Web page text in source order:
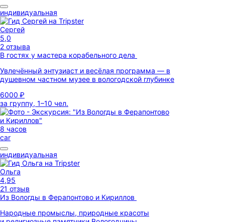
индивидуальная
Сергей
5,0
2 отзыва
В гостях у мастера корабельного дела
Увлечённый энтузиаст и весёлая программа — в
душевном частном музее в вологодской глубинке
6000 ₽
за группу, 1–10 чел.
8 часов
car
индивидуальная
Ольга
4,95
21 отзыв
Из Вологды в Ферапонтово и Кириллов
Народные промыслы, природные красоты